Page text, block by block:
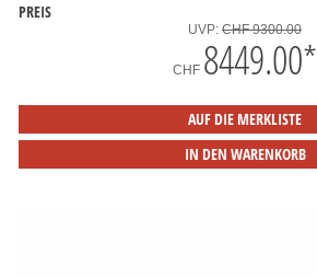
PREIS
UVP: CHF 9300.00
CHF 8449.00*
AUF DIE MERKLISTE
IN DEN WARENKORB